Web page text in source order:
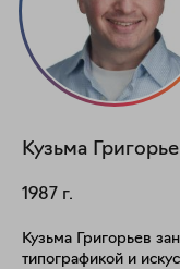
Кузьма
1987 г.
Кузьма Григорьев
типографикой и